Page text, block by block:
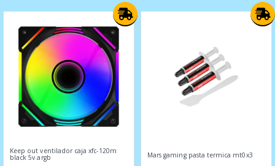
Keep out ventilador caja xfc-120m
black 5v argb Mars gaming pasta termica mt0x3